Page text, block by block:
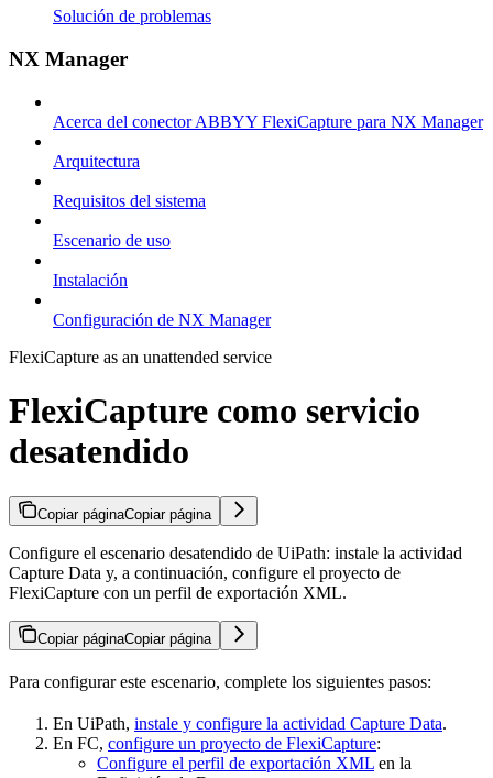
Solución de problemas
NX Manager
Acerca del conector ABBYY FlexiCapture para NX Manager
Arquitectura
Requisitos del sistema
Escenario de uso
Instalación
Configuración de NX Manager
FlexiCapture as an unattended service
FlexiCapture como servicio
desatendido
Copiar páginaCopiar página
Configure el escenario desatendido de UiPath: instale la actividad
Capture Data y, a continuación, configure el proyecto de
FlexiCapture con un perfil de exportación XML.
Copiar páginaCopiar página
Para configurar este escenario, complete los siguientes pasos:
En UiPath, instale y configure la actividad Capture Data.
En FC, configure un proyecto de FlexiCapture:
Configure el perfil de exportación XML en la